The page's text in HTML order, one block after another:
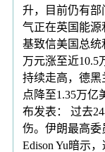
升，目前仍有
气正在英国能源
基致信美国总统
万元涨至近10.5
持续走高，德黑
点降至1.35万
布发表： 过去
伤。伊朗最高
Edison Yu暗示